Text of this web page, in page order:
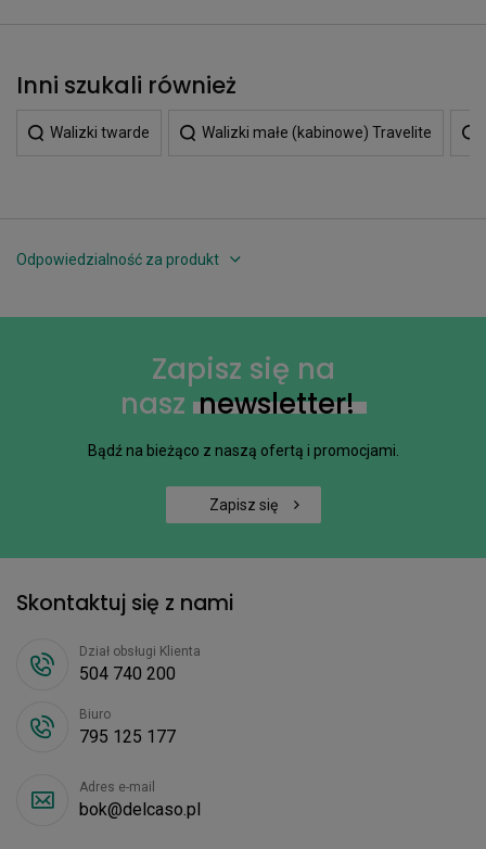
Inni szukali również
Walizki twarde Walizki małe (kabinowe) Travelite
Odpowiedzialność za produkt
Zapisz się na
nasz newsletter!
Bądź na bieżąco z naszą ofertą i promocjami.
Zapisz się
Skontaktuj się z nami
Dział obsługi Klienta
504 740 200
Biuro
795 125 177
Adres e-mail
bok@delcaso.pl